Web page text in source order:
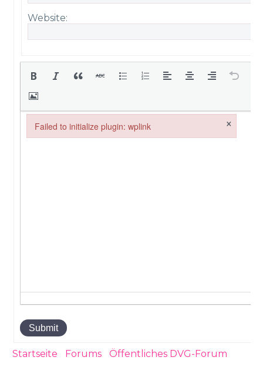
Website:
Submit
Startseite Forums Öffentliches DVG-Forum
Failed to initialize plugin: wplink ×
Failed to initialize plugin: wplink